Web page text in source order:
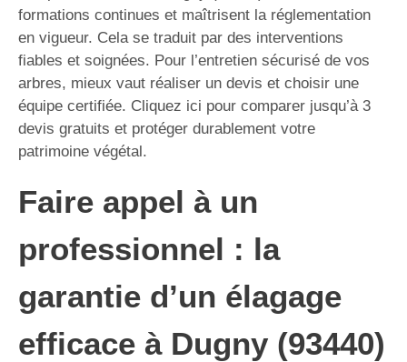
formations continues et maîtrisent la réglementation
en vigueur. Cela se traduit par des interventions
fiables et soignées. Pour l’entretien sécurisé de vos
arbres, mieux vaut réaliser un devis et choisir une
équipe certifiée. Cliquez ici pour comparer jusqu’à 3
devis gratuits et protéger durablement votre
patrimoine végétal.
Faire appel à un
professionnel : la
garantie d’un élagage
efficace à Dugny (93440)